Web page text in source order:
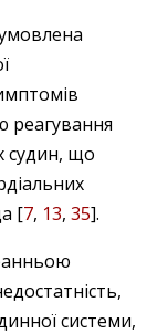
реагування
судин, що
[7, 13, 35].
системи,